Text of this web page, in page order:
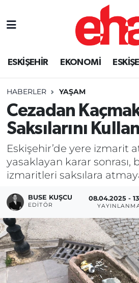
ESKİŞEHİR EKONOMİ
HABERLER YAŞAM
Cezadan
Saksılarını
Eskişehir’de yere izmarit
yasaklayan karar sonrası,
izmaritleri saksılara
BUSE KUŞCU
EDITÖR
08.04.2025 -